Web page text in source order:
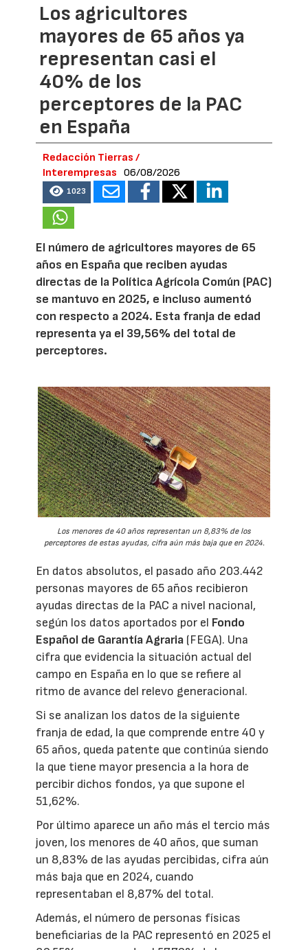
Los agricultores
mayores de 65 años ya
representan casi el
40% de los
perceptores de la PAC
en España
Redacción Tierras /
Interempresas
06/08/2026
1023
El número de agricultores mayores de 65
años en España que reciben ayudas
directas de la Política Agrícola Común (PAC)
se mantuvo en 2025, e incluso aumentó
con respecto a 2024. Esta franja de edad
representa ya el 39,56% del total de
perceptores.
Los menores de 40 años representan un 8,83% de los
perceptores de estas ayudas, cifra aún más baja que en 2024.
En datos absolutos, el pasado año 203.442
personas mayores de 65 años recibieron
ayudas directas de la PAC a nivel nacional,
según los datos aportados por el Fondo
Español de Garantía Agraria (FEGA). Una
cifra que evidencia la situación actual del
campo en España en lo que se refiere al
ritmo de avance del relevo generacional.
Si se analizan los datos de la siguiente
franja de edad, la que comprende entre 40 y
65 años, queda patente que continúa siendo
la que tiene mayor presencia a la hora de
percibir dichos fondos, ya que supone el
51,62%.
Por último aparece un año más el tercio más
joven, los menores de 40 años, que suman
un 8,83% de las ayudas percibidas, cifra aún
más baja que en 2024, cuando
representaban el 8,87% del total.
Además, el número de personas físicas
beneficiarias de la PAC representó en 2025 el